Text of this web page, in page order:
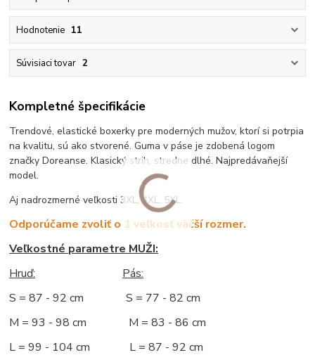
Hodnotenie 11
Súvisiaci tovar 2
Kompletné špecifikácie
Trendové, elastické boxerky pre moderných mužov, ktorí si potrpia
na kvalitu, sú ako stvorené. Guma v páse je zdobená logom
značky Doreanse. Klasický strih, stredne dlhé. Najpredávaňejší
model.
Aj nadrozmerné veľkosti 3XL, 4XL, 5XL.
Odporúčame zvoliť o 1 veľkosť väčší rozmer.
Veľkostné parametre MUŽI:
Hruď:
Pás:
S = 87 - 92 cm S = 77 - 82 cm
M = 93 - 98 cm M = 83 - 86 cm
L = 99 - 104 cm L = 87 - 92 cm